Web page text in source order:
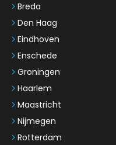
Breda
Den Haag
Eindhoven
Enschede
Groningen
Haarlem
Maastricht
Nijmegen
Rotterdam